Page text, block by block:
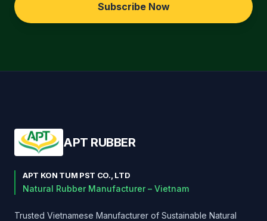
Subscribe Now
APT RUBBER
APT KON TUM PST CO., LTD
Natural Rubber Manufacturer – Vietnam
Trusted Vietnamese Manufacturer of Sustainable Natural